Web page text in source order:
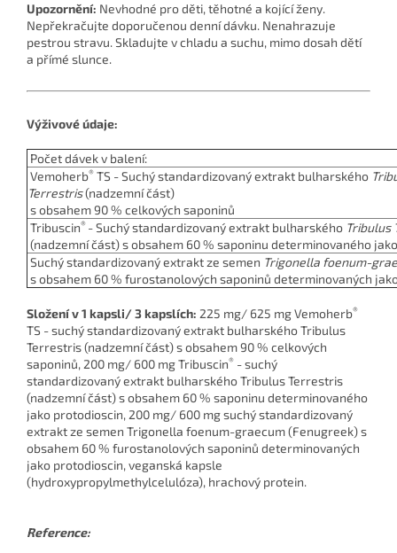
Upozornění: Nevhodné pro děti, těhotné a kojící ženy.
Nepřekračujte doporučenou denní dávku. Nenahrazuje
pestrou stravu. Skladujte v chladu a suchu, mimo dosah dětí
a přímé slunce.
Výživové údaje:
Počet dávek v balení:
Vemoherb® TS - Suchý standardizovaný extrakt bulharského
Terrestris(nadzemní část)
s obsahem 90 % celkových saponinů
Tribuscin® - Suchý standardizovaný extrakt bulharského Tribulus
(nadzemní část) s obsahem 60 % saponinu determinovaného
Suchý standardizovaný extrakt ze semen Trigonella foenum-
s obsahem 60 % furostanolových saponinů determinovaných
Složení v 1 kapsli/ 3 kapslích: 225 mg/ 625 mg Vemoherb®
TS - suchý standardizovaný extrakt bulharského Tribulus
Terrestris (nadzemní část) s obsahem 90 % celkových
saponinů, 200 mg/ 600 mg Tribuscin® - suchý
standardizovaný extrakt bulharského Tribulus Terrestris
(nadzemní část) s obsahem 60 % saponinu determinovaného
jako protodioscin, 200 mg/ 600 mg suchý standardizovaný
extrakt ze semen Trigonella foenum-graecum (Fenugreek) s
obsahem 60 % furostanolových saponinů determinovaných
jako protodioscin, veganská kapsle
(hydroxypropylmethylcelulóza), hrachový protein.
Reference: